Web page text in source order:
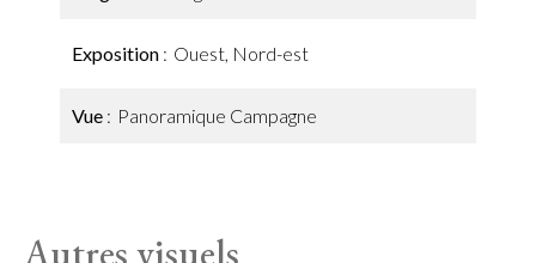
Exposition Ouest, Nord-est
Vue Panoramique Campagne